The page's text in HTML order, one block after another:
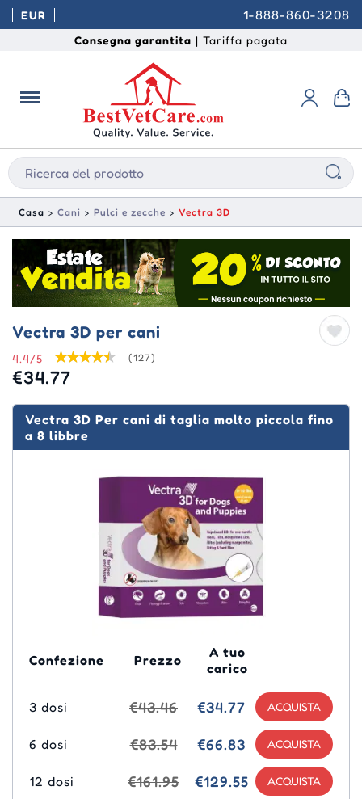
EUR 1-888-860-3208
Consegna garantita | Tariffa pagata
Casa Cani Pulci e zecche Vectra 3D
Vectra 3D per cani
4.4/5 (127)
€34.77
Vectra 3D Per cani di taglia molto piccola fino
a 8 libbre
Confezione Prezzo
A tuo
carico
3 dosi €43.46 €34.77
6 dosi €83.54 €66.83
12 dosi €161.95 €129.55